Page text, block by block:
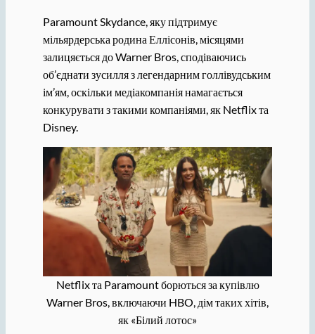
Paramount Skydance, яку підтримує
мільярдерська родина Еллісонів, місяцями
залицяється до Warner Bros, сподіваючись
об’єднати зусилля з легендарним голлівудським
ім’ям, оскільки медіакомпанія намагається
конкурувати з такими компаніями, як Netflix та
Disney.
Netflix та Paramount борються за купівлю
Warner Bros, включаючи HBO, дім таких хітів,
як «Білий лотос»